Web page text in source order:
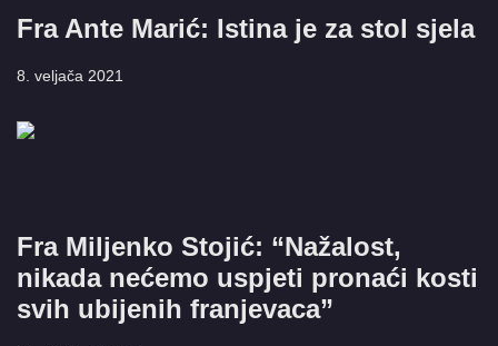
Fra Ante Marić: Istina je za stol sjela
8. veljača 2021
Fra Miljenko Stojić: “Nažalost,
nikada nećemo uspjeti pronaći kosti
svih ubijenih franjevaca”